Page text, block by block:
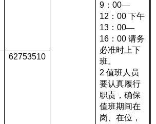
9： 00—
12 ： 00 下午
13： 00—
16： 00 请务
必准时上下
班。
2 值班人员
要认真履行
职责，确保
值班期间在
岗、在位，
62753510